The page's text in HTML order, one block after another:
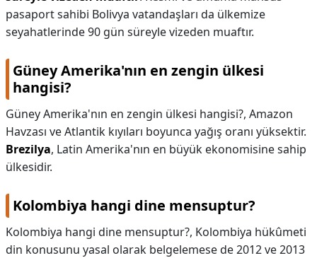
pasaport sahibi Bolivya vatandaşları da ülkemize
seyahatlerinde 90 gün süreyle vizeden muaftır.
Güney Amerika'nın en zengin ülkesi
hangisi?
Güney Amerika'nın en zengin ülkesi hangisi?, Amazon
Havzası ve Atlantik kıyıları boyunca yağış oranı yüksektir.
Brezilya, Latin Amerika'nın en büyük ekonomisine sahip
ülkesidir.
Kolombiya hangi dine mensuptur?
Kolombiya hangi dine mensuptur?, Kolombiya hükûmeti
din konusunu yasal olarak belgelemese de 2012 ve 2013